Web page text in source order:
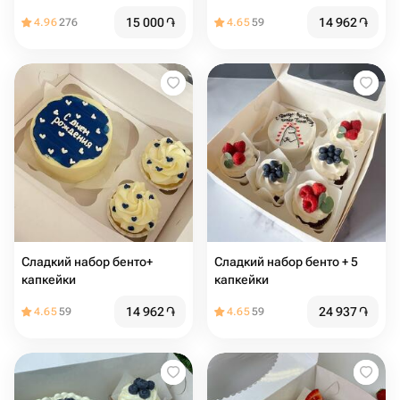
4.96276 15 000֏ 4.6559 14 962֏
Сладкий набор бенто+
капкейки
4.6559 14 962֏
Сладкий набор бенто + 5
капкейки
4.6559 24 937֏